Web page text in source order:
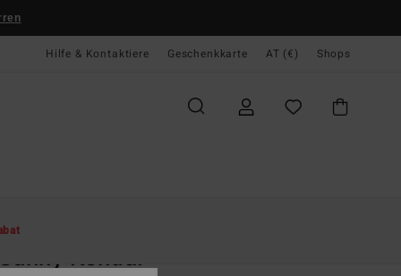
Hilfe & Kontaktiere Geschenkkarte AT (€) Shops
Kendal